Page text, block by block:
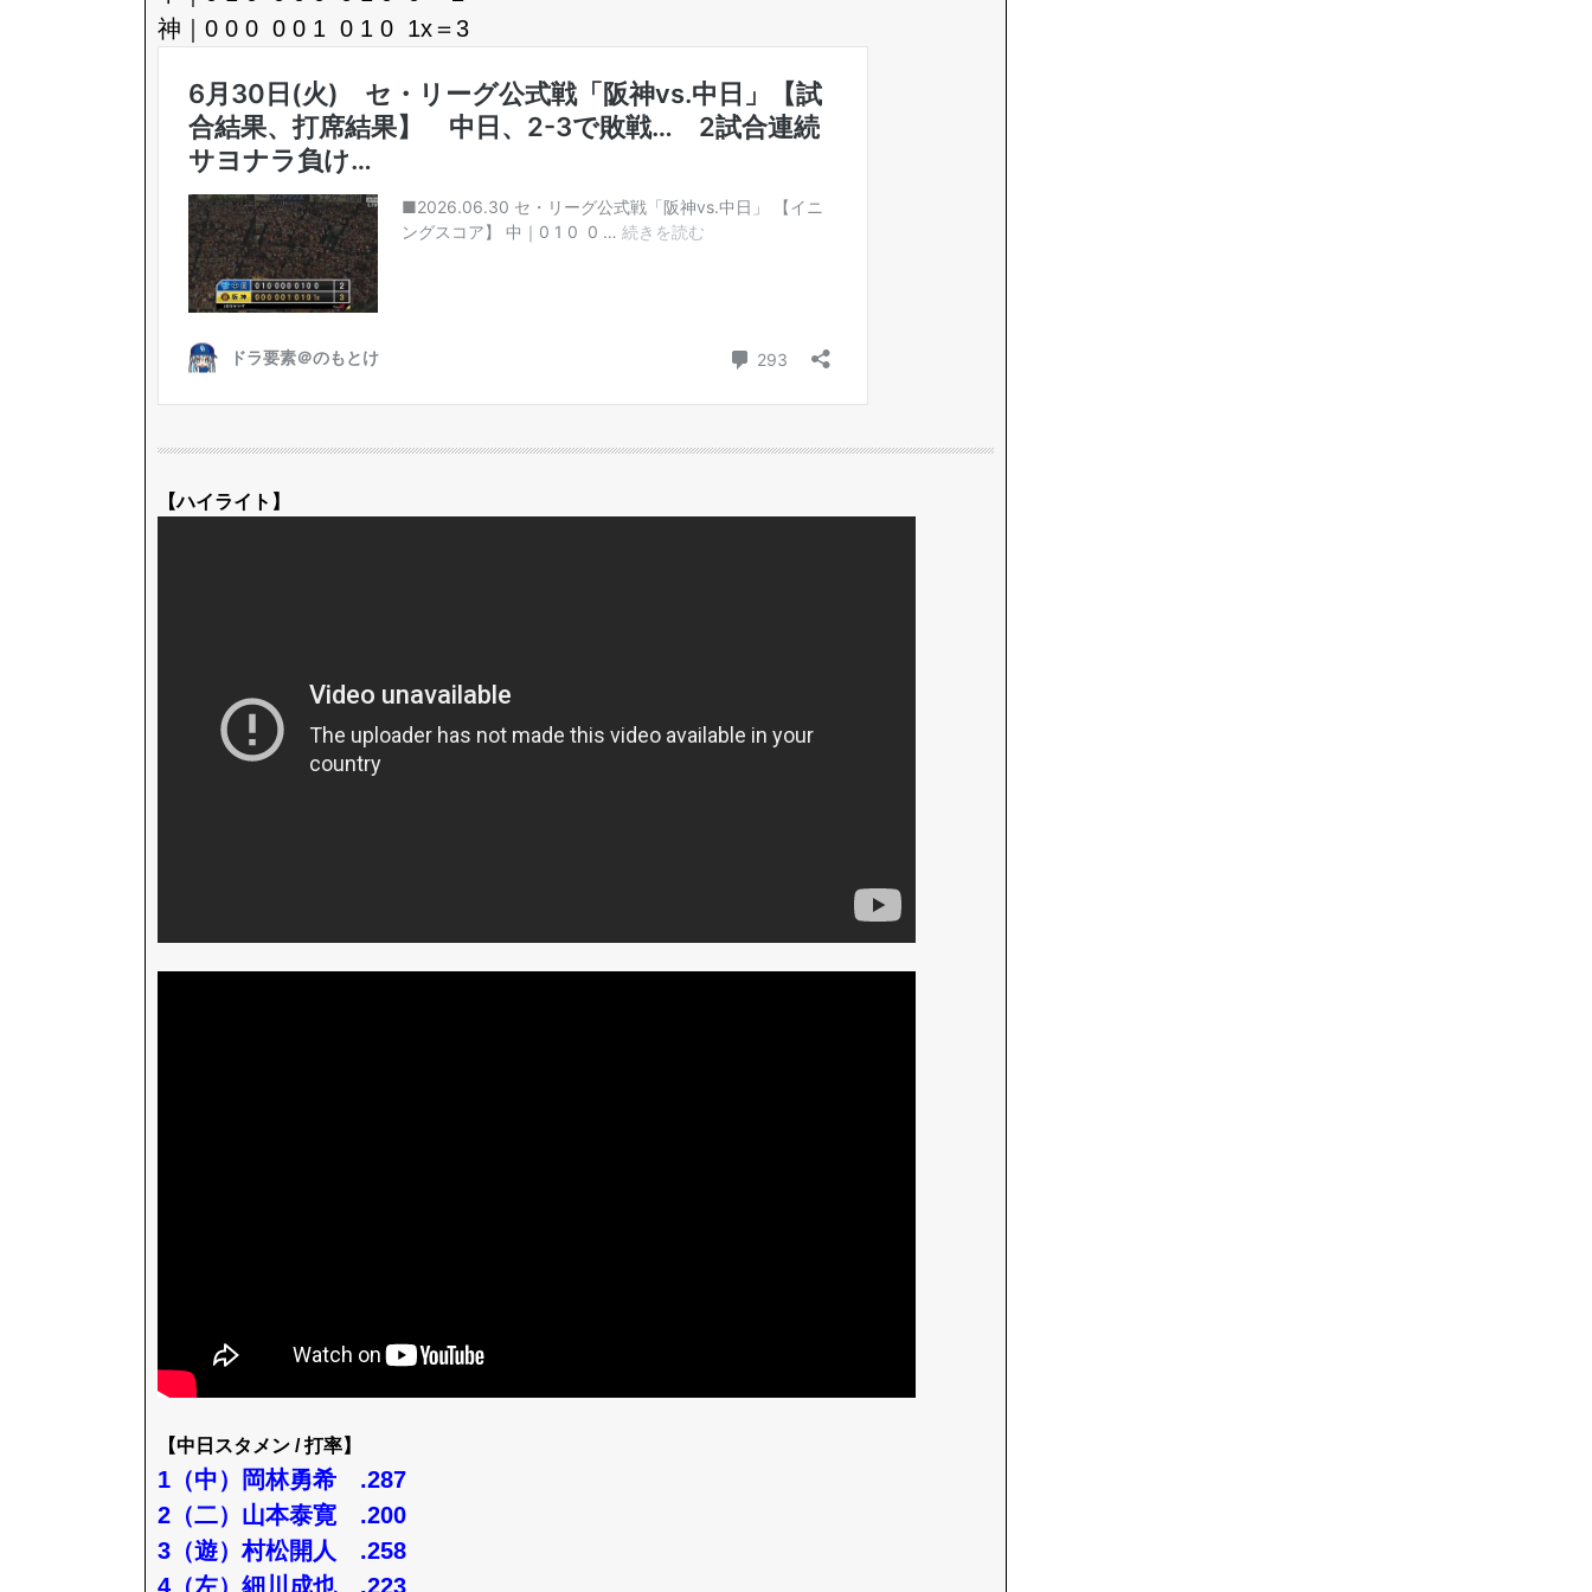
神｜0 0 0 0 0 1 0 1 0 1x＝3
【ハイライト】
【中日スタメン / 打率】
1（中）岡林勇希 .287
2（二）山本泰寛 .200
3（遊）村松開人 .258
4（左）細川成也 .223